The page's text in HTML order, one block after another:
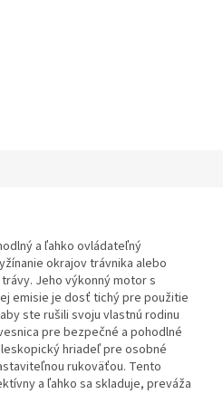
a ľahko ovládateľný
okrajov trávnika alebo
Jeho výkonný motor s
emisie je dosť tichý pre použitie
ste rušili svoju vlastnú rodinu
pre bezpečné a pohodlné
hriadeľ pre osobné
rukoväťou. Tento
a ľahko sa skladuje, preváža